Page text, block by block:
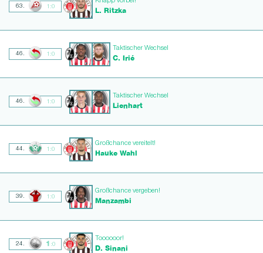
63. 1:0 L. Ritzka
46. 1:0
Taktischer Wechsel
C. Irié
46. 1:0
Taktischer Wechsel
Lienhart
44. 1:0
Großchance vereitelt!
Hauke Wahl
39. 1:0
Großchance vergeben!
Manzambi
24. 1 :0
Toooooor!
D. Sinani